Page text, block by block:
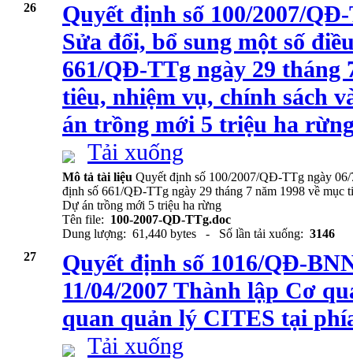
26
Quyết định số 100/2007/
Sửa đổi, bổ sung một số
661/QĐ-TTg ngày 29 tháng
tiêu, nhiệm vụ, chính sách
án trồng mới 5 triệu ha
Tải xuống
Mô tả tài liệu Quyết định số 100/2007/QĐ-TTg ngày
định số 661/QĐ-TTg ngày 29 tháng 7 năm 1998 về mục
Dự án trồng mới 5 triệu ha rừng
Tên file: 100-2007-QD-TTg.doc
Dung lượng: 61,440 bytes - Số lần tải xuống: 3146
27
Quyết định số 1016/QĐ-
11/04/2007 Thành lập Cơ
quan quản lý CITES tại
Tải xuống